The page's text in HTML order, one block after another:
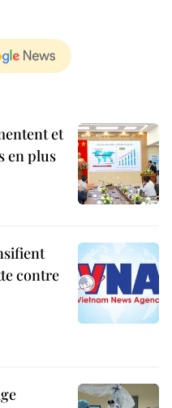
et
en plus
contre